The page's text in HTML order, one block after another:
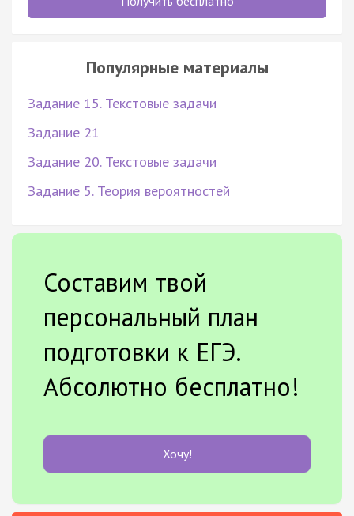
Популярные материалы
Задание 15. Текстовые задачи
Задание 21
Задание 20. Текстовые задачи
Задание 5. Теория вероятностей
Составим твой
персональный план
подготовки к ЕГЭ.
Абсолютно бесплатно!
Хочу!